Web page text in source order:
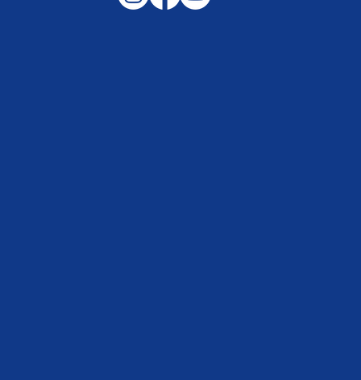
Gemeinsam auf außergewöhnliche